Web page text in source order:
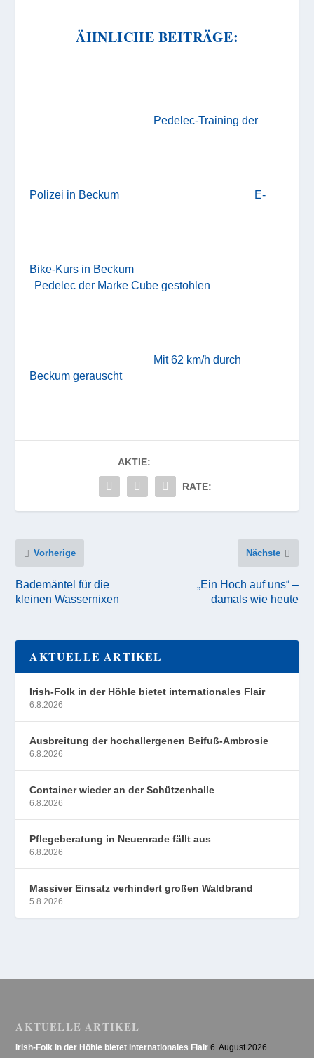
ÄHNLICHE BEITRÄGE:
Pedelec-Training der
Polizei in Beckum E-
Bike-Kurs in Beckum
Pedelec der Marke Cube gestohlen
Mit 62 km/h durch
Beckum gerauscht
AKTIE:
RATE:
Vorherige
Bademäntel für die
kleinen Wassernixen
Nächste
„Ein Hoch auf uns“ –
damals wie heute
AKTUELLE ARTIKEL
Irish-Folk in der Höhle bietet internationales Flair
6.8.2026
Ausbreitung der hochallergenen Beifuß-Ambrosie
6.8.2026
Container wieder an der Schützenhalle
6.8.2026
Pflegeberatung in Neuenrade fällt aus
6.8.2026
Massiver Einsatz verhindert großen Waldbrand
5.8.2026
AKTUELLE ARTIKEL
Irish-Folk in der Höhle bietet internationales Flair 6. August 2026